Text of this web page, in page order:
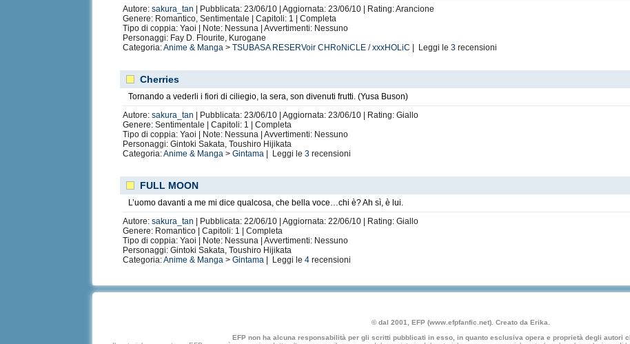
Autore:sakura_tan
| Pubblicata: 23/06/10 | Aggiornata: 23/06/10 | Rating: Arancione
Genere: Romantico, Sentimentale | Capitoli: 1 | Completa
Tipo di coppia: Yaoi | Note: Nessuna | Avvertimenti: Nessuno
Personaggi: Fay D. Flourite, Kurogane
Categoria:Anime & Manga >TSUBASA RESERVoir CHRoNiCLE / xxxHOLiC | Leggi le3 recensioni
Cherries
Tornando a vederli i fiori di ciliegio, la sera, son divenuti frutti. (Yusa Buson)
Autore:sakura_tan
| Pubblicata: 23/06/10 | Aggiornata: 23/06/10 | Rating: Giallo
Genere: Sentimentale | Capitoli: 1 | Completa
Tipo di coppia: Yaoi | Note: Nessuna | Avvertimenti: Nessuno
Personaggi: Gintoki Sakata, Toushiro Hijikata
Categoria:Anime & Manga >Gintama | Leggi le3 recensioni
FULL MOON
L’uomo davanti a me mi dice qualcosa, che bella voce…chi è? Ah sì, è lui.
Autore:sakura_tan
| Pubblicata: 22/06/10 | Aggiornata: 22/06/10 | Rating: Giallo
Genere: Romantico | Capitoli: 1 | Completa
Tipo di coppia: Yaoi | Note: Nessuna | Avvertimenti: Nessuno
Personaggi: Gintoki Sakata, Toushiro Hijikata
Categoria:Anime & Manga >Gintama | Leggi le4 recensioni
© dal 2001, EFP (www.efpfanfic.net). Creato da Erika.
EFP non ha alcuna responsabilità per gli scritti pubblicati in esso, in quanto esclusiva opera e proprietà degli autori